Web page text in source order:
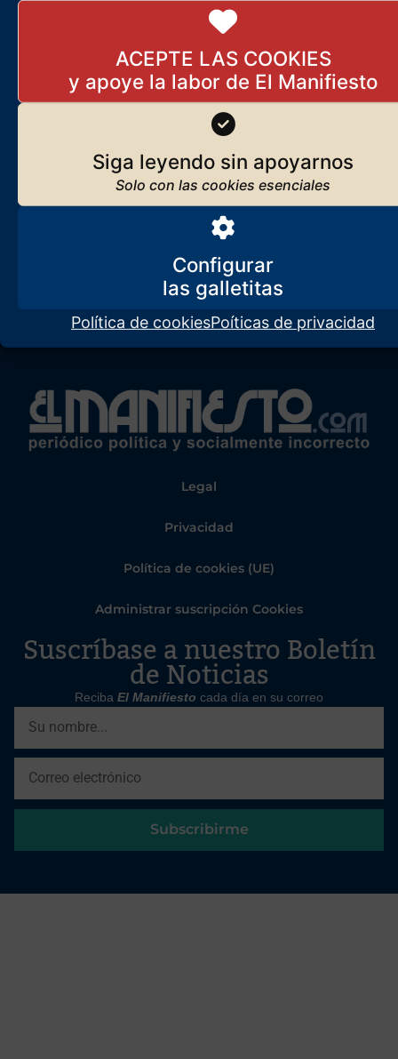
ACEPTE LAS COOKIES
Siga leyendo sin apoyarnos
Configurar
Política de cookiesPoíticas de privacidad
Legal
Privacidad
Política de cookies (UE)
Administrar suscripción Cookies
Suscríbase a nuestro Boletín
de Noticias
Reciba El Manifiesto cada día en su correo
Subscribirme